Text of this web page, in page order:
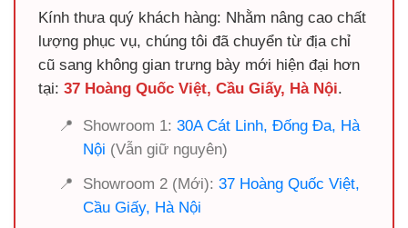
Kính thưa quý khách hàng: Nhằm nâng cao chất
lượng phục vụ, chúng tôi đã chuyển từ địa chỉ
cũ sang không gian trưng bày mới hiện đại hơn
tại: 37 Hoàng Quốc Việt, Cầu Giấy, Hà Nội.
📍 Showroom 1: 30A Cát Linh, Đống Đa, Hà
Nội (Vẫn giữ nguyên)
📍
Showroom 2 (Mới): 37 Hoàng Quốc Việt,
Cầu Giấy, Hà Nội